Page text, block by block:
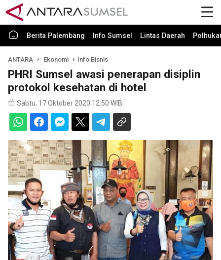
Berita Palembang Info Sumsel Lintas Daerah
ANTARA Ekonomi Info Bisnis
PHRI Sumsel awasi penerapan disiplin
protokol kesehatan di hotel
Sabtu, 17 Oktober 2020 12:50 WIB